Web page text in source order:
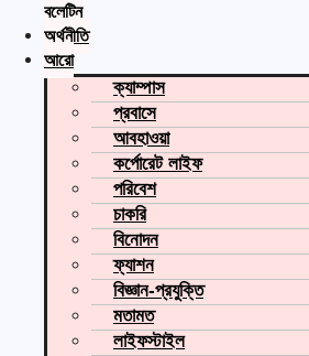
বুলেটিন
অর্থনীতি
আরো
ক্যাম্পাস
প্রবাসে
আবহাওয়া
কর্পোরেট লাইফ
পরিবেশ
চাকরি
বিনোদন
ফ্যাশন
বিজ্ঞান-প্রযুক্তি
মতামত
লাইফস্টাইল